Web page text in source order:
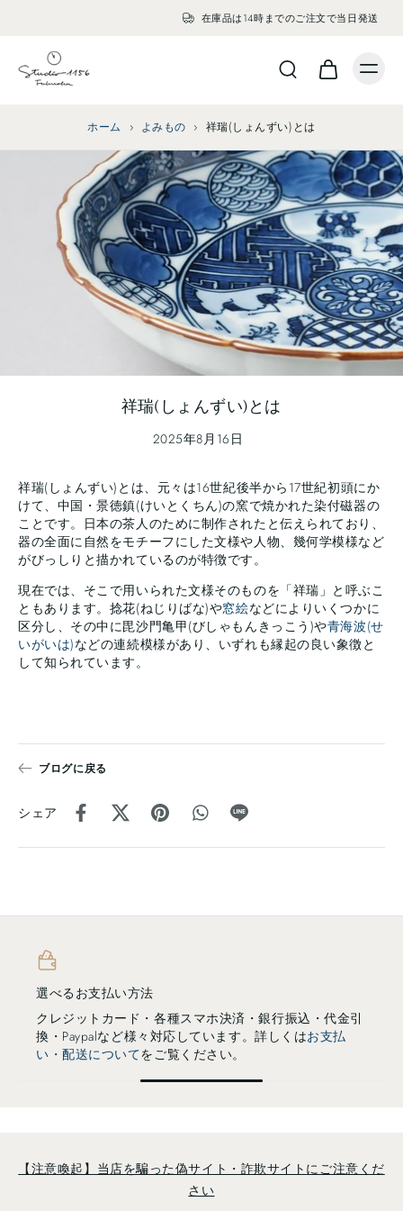
在庫品は14時までのご注文で当日発送
ホーム › よみもの › 祥瑞(しょんずい)とは
祥瑞(しょんずい)とは
2025年8月16日
祥瑞(しょんずい)とは、元々は16世紀後半から17世紀初頭にか
けて、中国・景徳鎮(けいとくちん)の窯で焼かれた染付磁器の
ことです。日本の茶人のために制作されたと伝えられており、
器の全面に自然をモチーフにした文様や人物、幾何学模様など
がびっしりと描かれているのが特徴です。
現在では、そこで用いられた文様そのものを「祥瑞」と呼ぶこ
ともあります。捻花(ねじりばな)や窓絵などによりいくつかに
区分し、その中に毘沙門亀甲(びしゃもんきっこう)や青海波(せ
いがいは)などの連続模様があり、いずれも縁起の良い象徴と
して知られています。
ブログに戻る
シェア
選べるお支払い方法
クレジットカード・各種スマホ決済・銀行振込・代金引
換・Paypalなど様々対応しています。詳しくはお支払
い・配送についてをご覧ください。
【注意喚起】当店を騙った偽サイト・詐欺サイトにご注意くだ
さい